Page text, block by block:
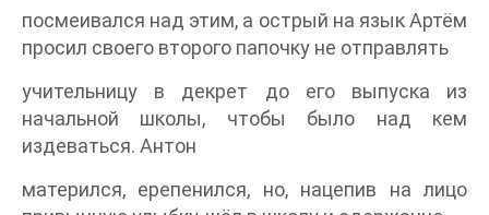
посмеивался над этим, а острый на язык Артём
просил своего второго папочку не отправлять
учительницу в декрет до его выпуска из
начальной школы, чтобы было над кем
издеваться. Антон
матерился, ерепенился, но, нацепив на лицо